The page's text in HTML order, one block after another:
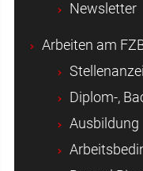
Newsletter
Arbeiten am
Diplom-,
Ausbildung